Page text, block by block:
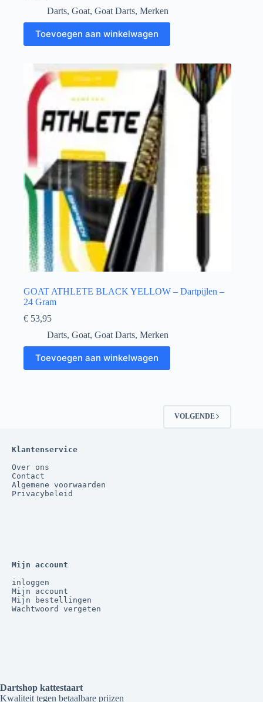
Darts, Goat, Goat Darts, Merken
Toevoegen aan winkelwagen
GOAT ATHLETE BLACK YELLOW – Dartpijlen –
24 Gram
€ 53,95
Darts, Goat, Goat Darts, Merken
Toevoegen aan winkelwagen
VOLGENDE
Klantenservice
Over ons
Contact
Algemene voorwaarden
Privacybeleid
Mijn account
inloggen
Mijn account
Mijn bestellingen
Wachtwoord vergeten
Dartshop kattestaart
Kwaliteit tegen betaalbare prijzen